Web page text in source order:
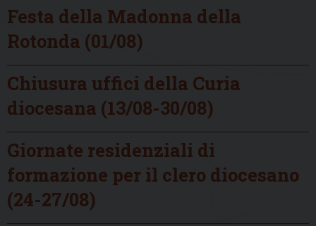
Festa della Madonna della
Rotonda (01/08)
Chiusura uffici della Curia
diocesana (13/08-30/08)
Giornate residenziali di
formazione per il clero diocesano
(24-27/08)